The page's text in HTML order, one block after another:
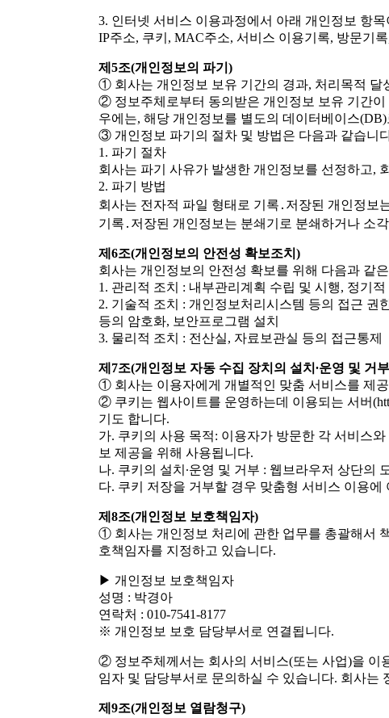
3. 인터넷 서비스 이용과정에서 아래 개인정보 항
IP주소, 쿠키, MAC주소, 서비스 이용기록, 방문기
제5조(개인정보의 파기)
① 회사는 개인정보 보유 기간의 경과, 처리목적 달
② 정보주체로부터 동의받은 개인정보 보유 기간
우에는, 해당 개인정보를 별도의 데이터베이스
③ 개인정보 파기의 절차 및 방법은 다음과 같습니
1. 파기 절차
회사는 파기 사유가 발생한 개인정보를 선정하고,
2. 파기 방법
회사는 전자적 파일 형태로 기록․저장된 개인정보
기록․저장된 개인정보는 분쇄기로 분쇄하거나 소
제6조(개인정보의 안전성 확보조치)
회사는 개인정보의 안전성 확보를 위해 다음과 같
1. 관리적 조치 : 내부관리계획 수립 및 시행, 정기
2. 기술적 조치 : 개인정보처리시스템 등의 접근 권
등의 암호화, 보안프로그램 설치
3. 물리적 조치 : 전산실, 자료보관실 등의 접근통제
제7조(개인정보 자동 수집 장치의 설치∙운영 및 거
① 회사는 이용자에게 개별적인 맞춤 서비스를 제
② 쿠키는 웹사이트를 운영하는데 이용되는 서버
기도 합니다.
가. 쿠키의 사용 목적: 이용자가 방문한 각 서비스
보 제공을 위해 사용됩니다.
나. 쿠키의 설치∙운영 및 거부 : 웹브라우저 상단의
다. 쿠키 저장을 거부할 경우 맞춤형 서비스 이용에
제8조(개인정보 보호책임자)
① 회사는 개인정보 처리에 관한 업무를 총괄해서
호책임자를 지정하고 있습니다.
▶ 개인정보 보호책임자
성명 : 박경아
연락처 : 010-7541-8177
※ 개인정보 보호 담당부서로 연결됩니다.
② 정보주체께서는 회사의 서비스(또는 사업)을 이
임자 및 담당부서로 문의하실 수 있습니다. 회사는
제9조(개인정보 열람청구)